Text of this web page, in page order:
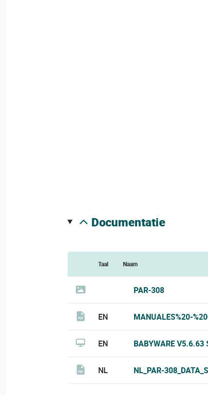
documentatie
Taal Naam
PAR-308
EN MANUALES%20-
EN BABYWARE V5.6.63
NL NL_PAR-